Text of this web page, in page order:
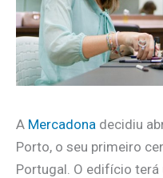
A Mercadona decidiu
Porto, o seu primeiro
Portugal. O edifício